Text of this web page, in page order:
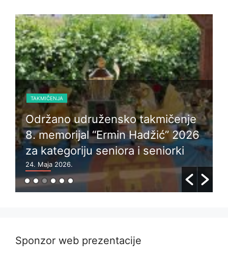
TAKMIČENJA
Održano udružensko takmičenje
8. memorijal “Ermin Hadžić” 2026
za kategoriju seniora i seniorki
24. Maja 2026.
Sponzor web prezentacije